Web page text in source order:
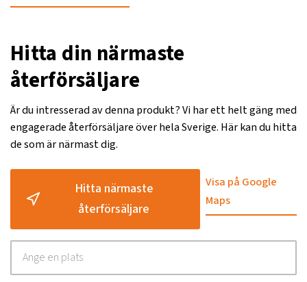
Hitta din närmaste
återförsäljare
Är du intresserad av denna produkt? Vi har ett helt gäng med
engagerade återförsäljare över hela Sverige. Här kan du hitta
de som är närmast dig.
Hitta närmaste
återförsäljare
Visa på Google
Maps